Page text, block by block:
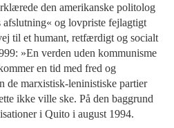
den amerikanske politolog
afslutning« og lovpriste fejlagtigt
til et humant, retfærdigt og socialt
»En verden uden kommunisme
en tid med fred og
de marxistisk-leninistiske partier
ikke ville ske. På den baggrund
i Quito i august 1994.